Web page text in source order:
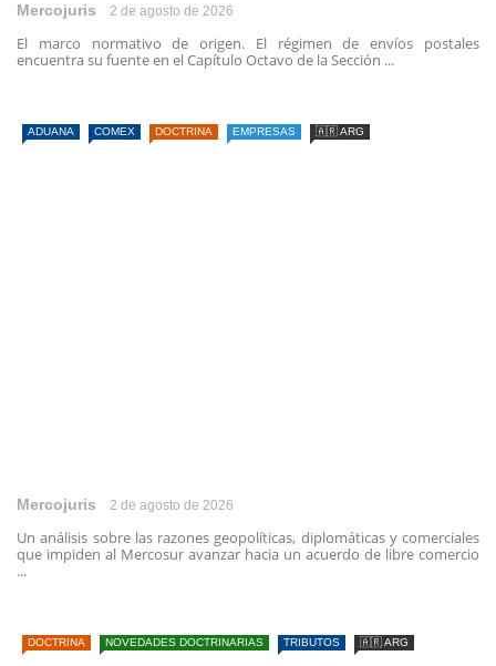
Mercojuris 2 de agosto de 2026
El marco normativo de origen. El régimen de envíos postales
encuentra su fuente en el Capítulo Octavo de la Sección ...
ADUANA COMEX DOCTRINA EMPRESAS 🇦🇷 ARG
Mercojuris 2 de agosto de 2026
Un análisis sobre las razones geopolíticas, diplomáticas y comerciales
que impiden al Mercosur avanzar hacia un acuerdo de libre comercio
...
DOCTRINA NOVEDADES DOCTRINARIAS TRIBUTOS 🇦🇷 ARG